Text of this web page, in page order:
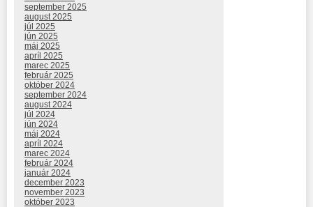
september 2025
august 2025
júl 2025
jún 2025
máj 2025
apríl 2025
marec 2025
február 2025
október 2024
september 2024
august 2024
júl 2024
jún 2024
máj 2024
apríl 2024
marec 2024
február 2024
január 2024
december 2023
november 2023
október 2023